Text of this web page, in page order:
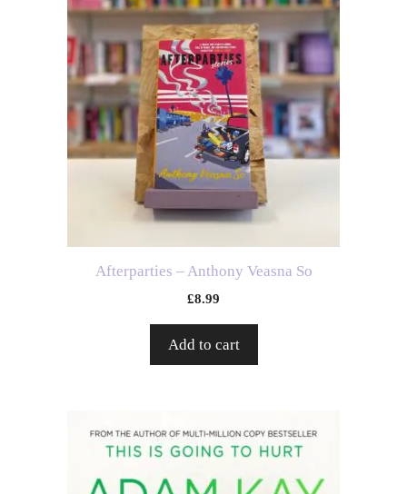
Afterparties – Anthony Veasna So
£8.99
Add to cart